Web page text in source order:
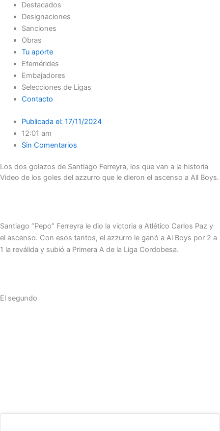
Destacados
Designaciones
Sanciones
Obras
Tu aporte
Efemérides
Embajadores
Selecciones de Ligas
Contacto
Publicada el: 17/11/2024
12:01 am
Sin Comentarios
Los dos golazos de Santiago Ferreyra, los que van a la historia
Video de los goles del azzurro que le dieron el ascenso a All Boys.
Santiago “Pepo” Ferreyra le dio la victoria a Atlético Carlos Paz y
el ascenso. Con esos tantos, el azzurro le ganó a Al Boys por 2 a
1 la reválida y subió a Primera A de la Liga Cordobesa.
El segundo